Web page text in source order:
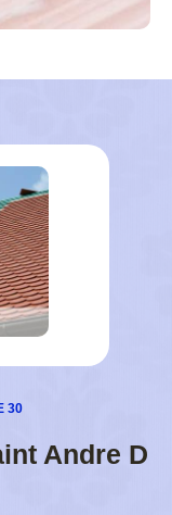
30
Andre D